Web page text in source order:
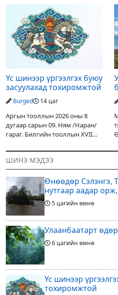
голын усны түвшин нэмэгдэх,
нөөлөг салхи, мөндөр, аянга
цахилгаан, үерийн аюулаас
сэрэмжлэхийг
Үс шинээр үргээлгэх буюу
засуулахад тохиромжтой
Burged 14 цаг
Аргын тооллын 2026 оны 8
дугаар сарын 09. Ням /Наран/
гараг. Билгийн тооллын XVII
гал Морин жилийн Зуны адаг
хөхөгчин хонь сарын шинийн
19, Адъяа /Наран/
ШИНЭ МЭДЭЭ
Өнөөдөр Сэлэнгэ,
нутгаар аадар
анхааруулав
5 цагийн өмнө
Улаанбаатарт
6 цагийн өмнө
Үс шинээр
тохиромжтой